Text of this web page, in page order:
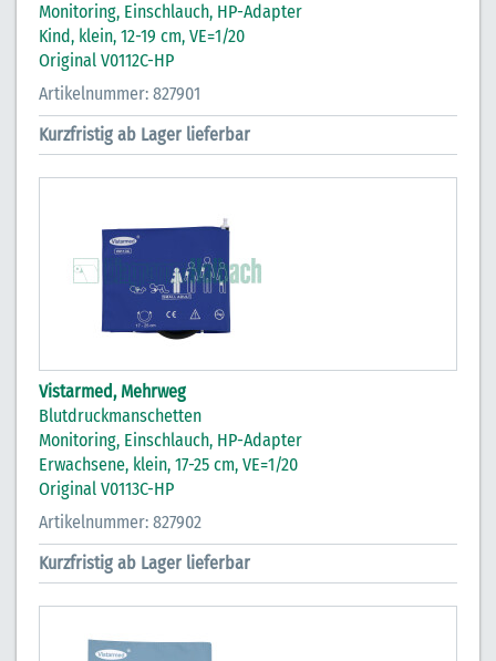
Monitoring, Einschlauch, HP-Adapter
Kind, klein, 12-19 cm, VE=1/20
Original V0112C-HP
Artikelnummer: 827901
Kurzfristig ab Lager lieferbar
Vistarmed, Mehrweg
Blutdruckmanschetten
Monitoring, Einschlauch, HP-Adapter
Erwachsene, klein, 17-25 cm, VE=1/20
Original V0113C-HP
Artikelnummer: 827902
Kurzfristig ab Lager lieferbar